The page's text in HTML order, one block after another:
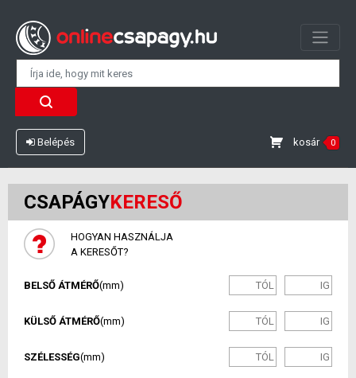
Belépés kosár 0
CSAPÁGYKERESŐ
HOGYAN HASZNÁLJA
A KERESŐT?
BELSŐ ÁTMÉRŐ(mm)
KÜLSŐ ÁTMÉRŐ(mm)
SZÉLESSÉG(mm)